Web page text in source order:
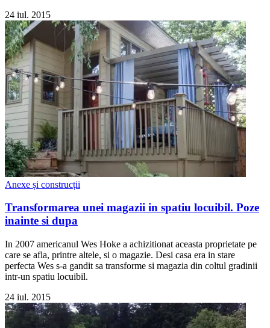
24 iul. 2015
Anexe și construcții
Transformarea unei magazii in spatiu locuibil. Poze
inainte si dupa
In 2007 americanul Wes Hoke a achizitionat aceasta proprietate pe
care se afla, printre altele, si o magazie. Desi casa era in stare
perfecta Wes s-a gandit sa transforme si magazia din coltul gradinii
intr-un spatiu locuibil.
24 iul. 2015